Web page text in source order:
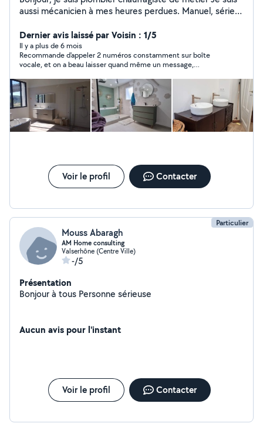
aussi mécanicien à mes heures perdues. Manuel, sérieux
Dernier avis laissé par Voisin : 1/5
Il y a plus de 6 mois
Recommande d'appeler 2 numéros constamment sur boîte
vocale, et on a beau laisser quand même un message,
Voir le profil Contacter
Particulier
Mouss Abaragh
AM Home consulting
Valserhône (Centre Ville)
-/5
Présentation
Bonjour à tous Personne sérieuse
Aucun avis pour l'instant
Voir le profil Contacter